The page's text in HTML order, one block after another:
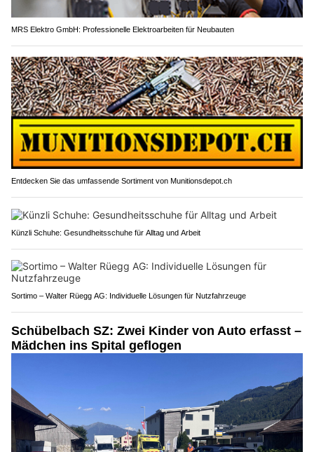
MRS Elektro GmbH: Professionelle Elektroarbeiten für Neubauten
Entdecken Sie das umfassende Sortiment von Munitionsdepot.ch
Künzli Schuhe: Gesundheitsschuhe für Alltag und Arbeit
Sortimo – Walter Rüegg AG: Individuelle Lösungen für Nutzfahrzeuge
Schübelbach SZ: Zwei Kinder von Auto erfasst –
Mädchen ins Spital geflogen